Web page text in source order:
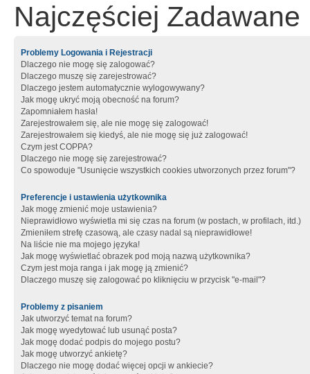
Najczęściej Zadawane
Problemy Logowania i Rejestracji
Dlaczego nie mogę się zalogować?
Dlaczego muszę się zarejestrować?
Dlaczego jestem automatycznie wylogowywany?
Jak mogę ukryć moją obecność na forum?
Zapomniałem hasła!
Zarejestrowałem się, ale nie mogę się zalogować!
Zarejestrowałem się kiedyś, ale nie mogę się już zalogować!
Czym jest COPPA?
Dlaczego nie mogę się zarejestrować?
Co spowoduje "Usunięcie wszystkich cookies utworzonych przez forum"?
Preferencje i ustawienia użytkownika
Jak mogę zmienić moje ustawienia?
Nieprawidłowo wyświetla mi się czas na forum (w postach, w profilach, itd.)
Zmieniłem strefę czasową, ale czasy nadal są nieprawidłowe!
Na liście nie ma mojego języka!
Jak mogę wyświetlać obrazek pod moją nazwą użytkownika?
Czym jest moja ranga i jak mogę ją zmienić?
Dlaczego muszę się zalogować po kliknięciu w przycisk "e-mail"?
Problemy z pisaniem
Jak utworzyć temat na forum?
Jak mogę wyedytować lub usunąć posta?
Jak mogę dodać podpis do mojego postu?
Jak mogę utworzyć ankietę?
Dlaczego nie mogę dodać więcej opcji w ankiecie?